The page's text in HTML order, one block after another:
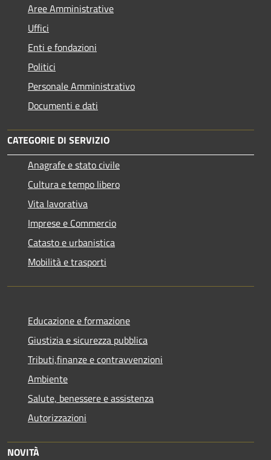
Aree Amministrative
Uffici
Enti e fondazioni
Politici
Personale Amministrativo
Documenti e dati
CATEGORIE DI SERVIZIO
Anagrafe e stato civile
Cultura e tempo libero
Vita lavorativa
Imprese e Commercio
Catasto e urbanistica
Mobilità e trasporti
Educazione e formazione
Giustizia e sicurezza pubblica
Tributi,finanze e contravvenzioni
Ambiente
Salute, benessere e assistenza
Autorizzazioni
NOVITÀ